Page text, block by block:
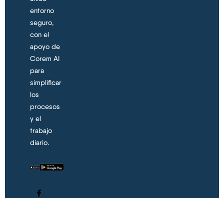
entorno
seguro,
con el
apoyo de
Corem AI
para
simplificar
los
procesos
y el
trabajo
diario.